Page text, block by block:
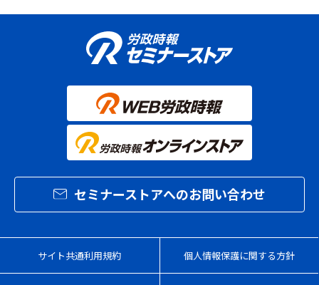
当サイトでは、Google社の「Googleアナリティクス」お
よびUser Local社の「User Insight」をアクセス解析ツー
ルとして利用しています。これらのアクセス解析ツール
況（アクセス状況、トラフィックデータ等）を分析し、当
サイト自体のパフォーマンスの改善や、当サイトを通じて
利用者に提供するサービスの向上、改善のために使用しま
Googleアナリティクスに関する詳細は、
こちら
User Insightに関する詳細は、こちらをご覧ください。
個人データの第三者への提供
当社では、以下のいずれかの場合を除き、当社が取得した
お客様の個人データを、本人の同意なく第三者に提供いた
法令に基づき提供を求められた場合
あって、お客さまの同意を得ることが困難である場合
公衆衛生の向上または児童の健全な育成の推進のために
セミナーストアへのお問い合わせ
サイト共通利用規約 個人情報保護に関する方針